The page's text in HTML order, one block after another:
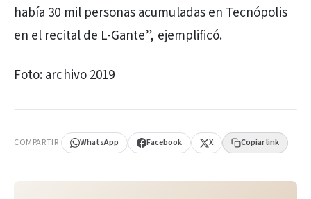
había 30 mil personas acumuladas en Tecnópolis
en el recital de L-Gante”, ejemplificó.
Foto: archivo 2019
COMPARTIR WhatsApp Facebook X Copiar link